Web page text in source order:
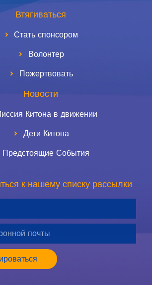
Втягиваться
Стать спонсором
Волонтер
Пожертвовать
Новости
Китона в движении
Дети Китона
Предстоящие События
к нашему списку рассылки